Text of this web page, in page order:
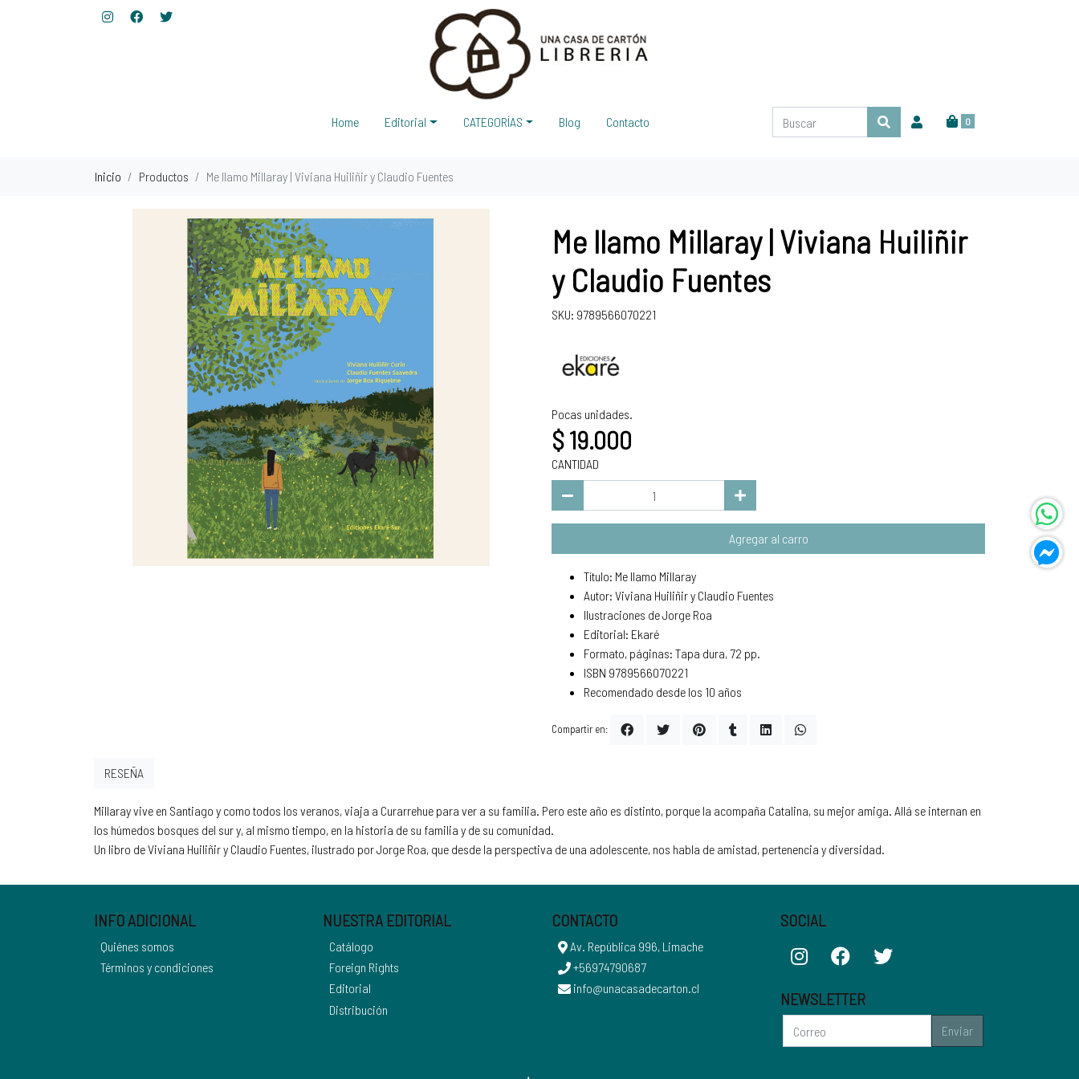
0
Home Editorial CATEGORÍAS Blog Contacto
Inicio Productos Me llamo Millaray | Viviana Huiliñir y Claudio Fuentes
Me llamo Millaray | Viviana Huiliñir
y Claudio Fuentes
SKU: 9789566070221
Pocas unidades.
$ 19.000
CANTIDAD
Agregar al carro
Título: Me llamo Millaray
Autor: Viviana Huiliñir y Claudio Fuentes
Ilustraciones de Jorge Roa
Editorial: Ekaré
Formato, páginas: Tapa dura, 72 pp.
ISBN 9789566070221
Recomendado desde los 10 años
Compartir en:
Millaray vive en Santiago y como todos los veranos, viaja a Curarrehue para ver a su familia. Pero este año es distinto, porque la acompaña Catalina, su mejor amiga. Allá se internan en
los húmedos bosques del sur y, al mismo tiempo, en la historia de su familia y de su comunidad.
Un libro de Viviana Huiliñir y Claudio Fuentes, ilustrado por Jorge Roa, que desde la perspectiva de una adolescente, nos habla de amistad, pertenencia y diversidad.
RESEÑA
INFO ADICIONAL
Quiénes somos
Términos y condiciones
NUESTRA EDITORIAL
Catálogo
Foreign Rights
Editorial
Distribución
CONTACTO
Av. República 996, Limache
+56974790687
info@unacasadecarton.cl
SOCIAL
NEWSLETTER
Enviar